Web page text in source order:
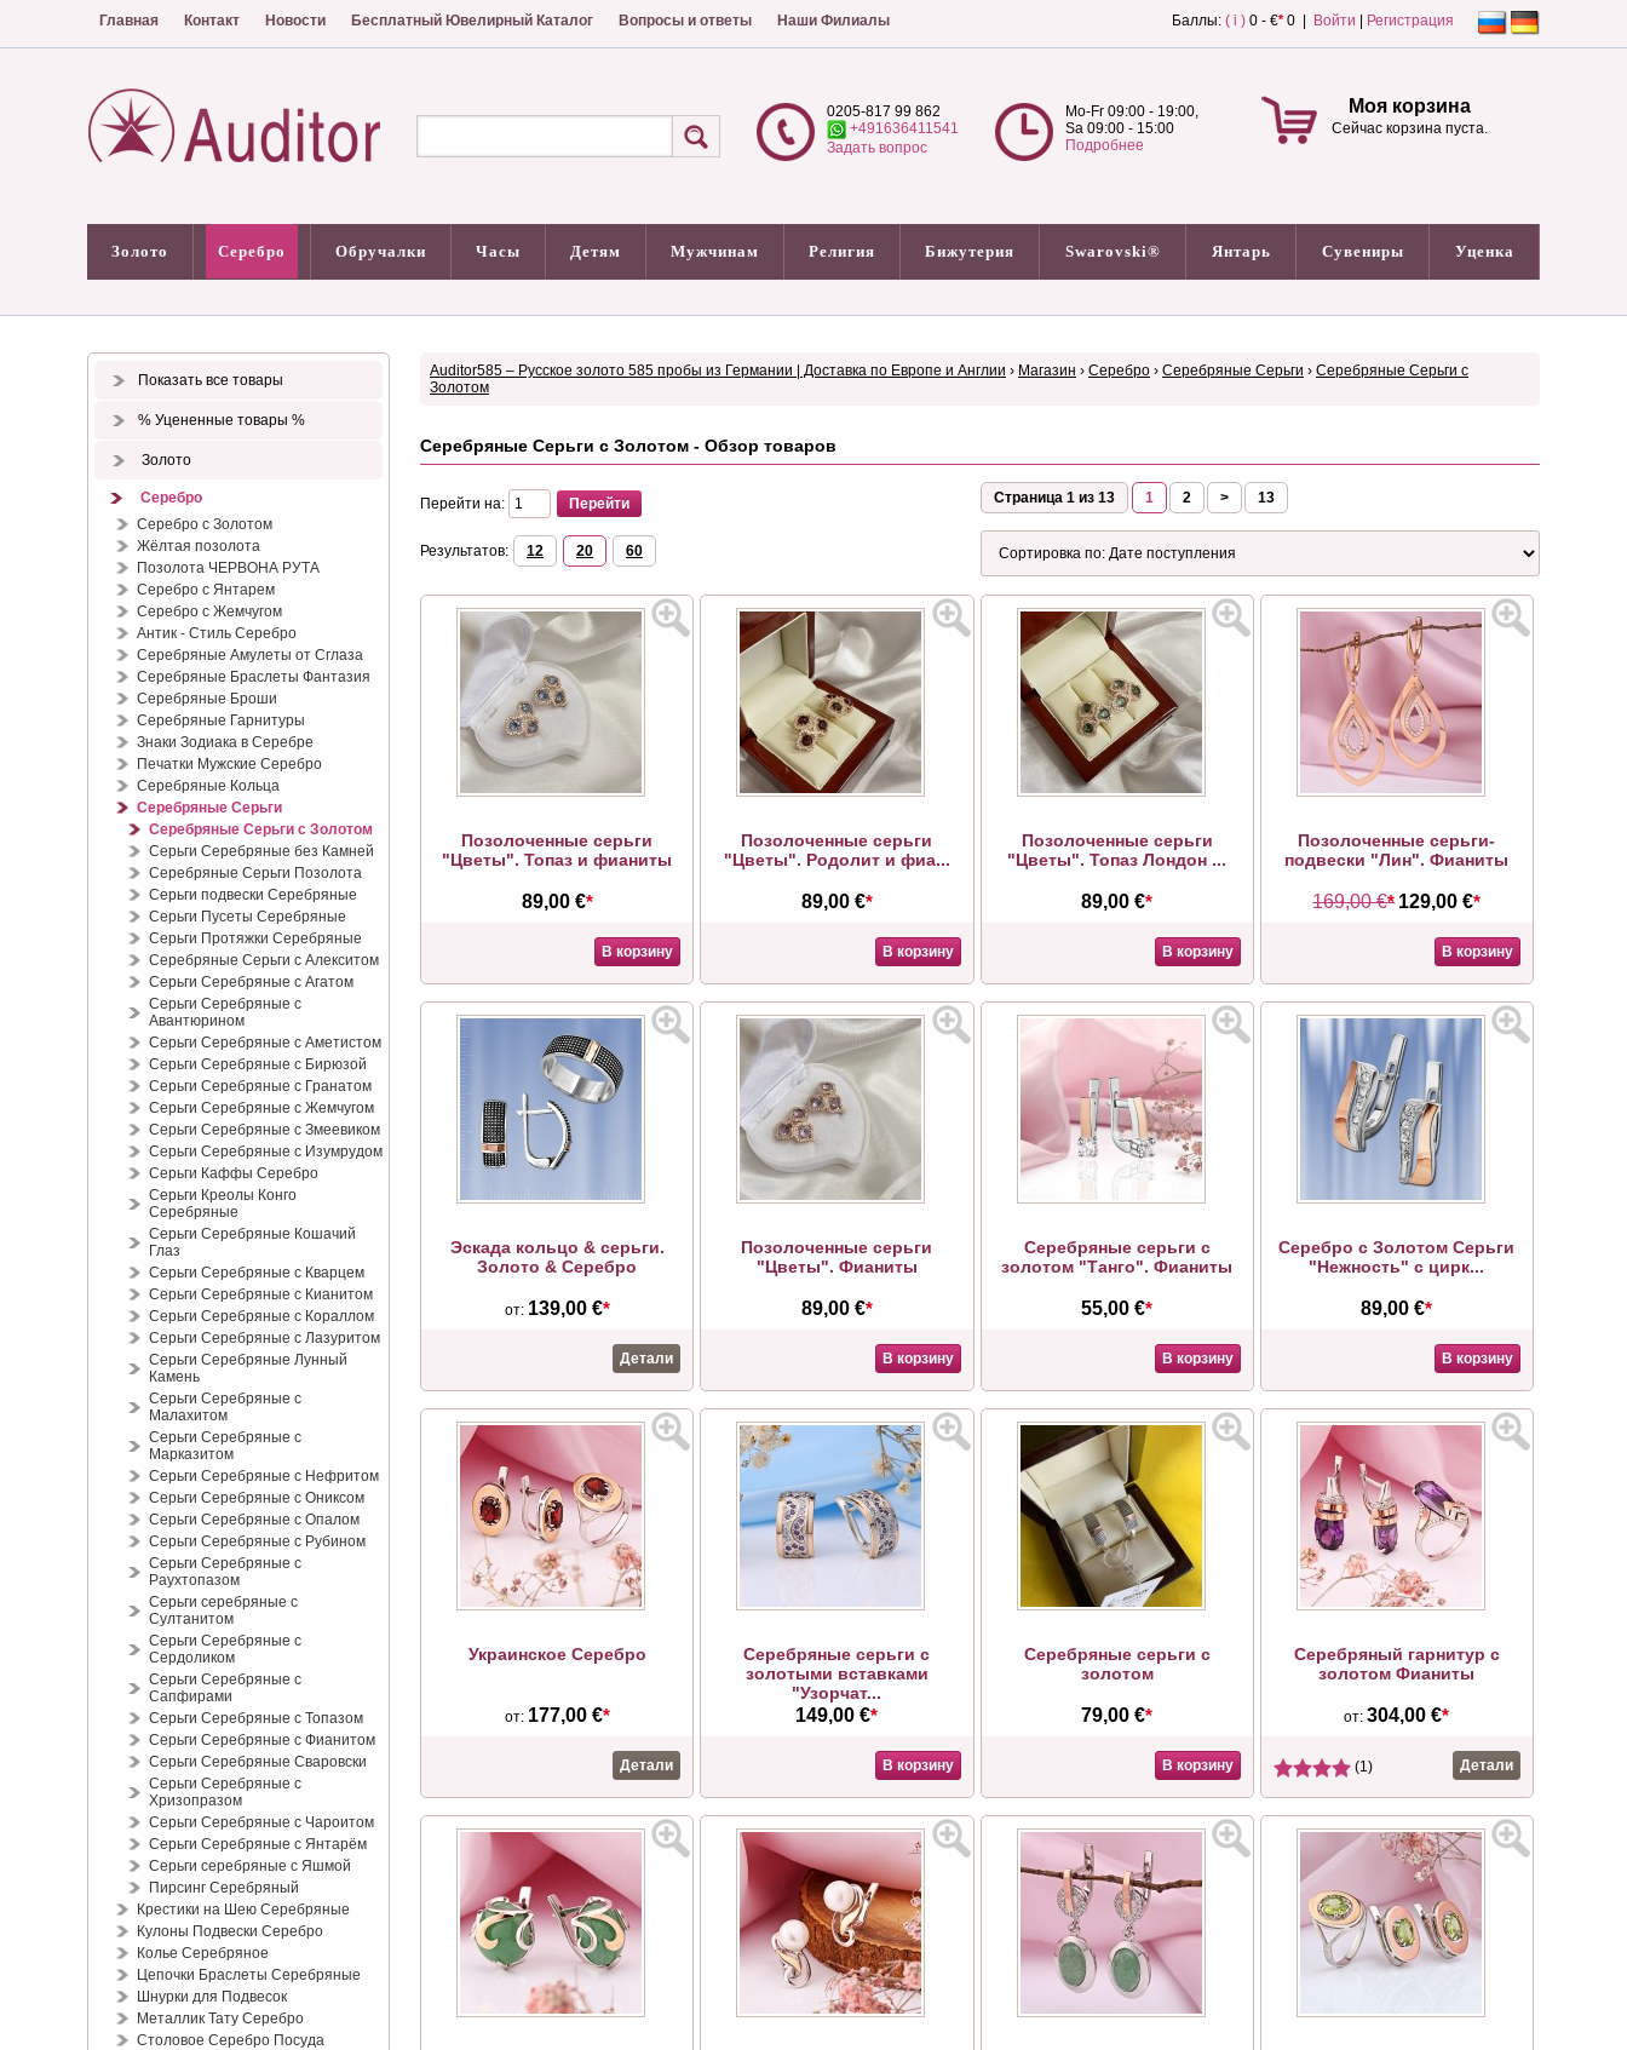
Главная Контакт Новости Бесплатный Ювелирный Каталог Вопросы и ответы Наши Филиалы Баллы: ( i ) 0 - €*0 | Войти Регистрация
0205-817 99 862
+491636411541
Задать вопрос
Mo-Fr 09:00 - 19:00,
Sa 09:00 - 15:00
Подробнее
Моя корзина
Сейчас корзина пуста.
Золото Серебро Обручалки Часы Детям Мужчинам Религия Бижутерия Swarovski® Янтарь Сувениры Уценка
Показать все товары
% Уцененные товары %
Золото
Серебро
Серебро с Золотом
Жёлтая позолота
Позолота ЧЕРВОНА РУТА
Серебро с Янтарем
Серебро с Жемчугом
Антик - Стиль Серебро
Серебряные Амулеты от Сглаза
Серебряные Браслеты Фантазия
Серебряные Броши
Серебряные Гарнитуры
Знаки Зодиака в Серебре
Печатки Мужские Серебро
Серебряные Кольца
Серебряные Серьги
Серебряные Серьги с Золотом
Серьги Серебряные без Камней
Серебряные Серьги Позолота
Серьги подвески Серебряные
Серьги Пусеты Серебряные
Серьги Протяжки Серебряные
Серебряные Серьги с Алекситом
Серьги Серебряные с Агатом
Серьги Серебряные с
Авантюрином
Серьги Серебряные с Аметистом
Серьги Серебряные с Бирюзой
Серьги Серебряные с Гранатом
Серьги Серебряные с Жемчугом
Серьги Серебряные с Змеевиком
Серьги Серебряные с Изумрудом
Серьги Каффы Серебро
Серьги Креолы Конго
Серебряные
Серьги Серебряные Кошачий
Глаз
Серьги Серебряные с Кварцем
Серьги Серебряные с Кианитом
Серьги Серебряные с Кораллом
Серьги Серебряные с Лазуритом
Серьги Серебряные Лунный
Камень
Серьги Серебряные с
Малахитом
Серьги Серебряные с
Марказитом
Серьги Серебряные с Нефритом
Серьги Серебряные с Ониксом
Серьги Серебряные с Опалом
Серьги Серебряные с Рубином
Серьги Серебряные с
Раухтопазом
Серьги серебряные с
Султанитом
Серьги Серебряные с
Сердоликом
Серьги Серебряные с
Сапфирами
Серьги Серебряные с Топазом
Серьги Серебряные с Фианитом
Серьги Серебряные Сваровски
Серьги Серебряные с
Хризопразом
Серьги Серебряные с Чароитом
Серьги Серебряные с Янтарём
Серьги серебряные с Яшмой
Пирсинг Серебряный
Крестики на Шею Серебряные
Кулоны Подвески Серебро
Колье Серебряное
Цепочки Браслеты Серебряные
Шнурки для Подвесок
Металлик Тату Серебро
Столовое Серебро Посуда
Auditor585 – Русское золото 585 пробы из Германии | Доставка по Европе и Англии › Магазин › Серебро › Серебряные Серьги › Серебряные Серьги с
Золотом
Серебряные Серьги с Золотом - Обзор товаров
Перейти на: Страница 1 из 13 1 2 > 13
Результатов: 12 20 60
Позолоченные серьги
"Цветы". Топаз и фианиты
89,00 €*
В корзину
Позолоченные серьги
"Цветы". Родолит и фиа...
89,00 €*
В корзину
Позолоченные серьги
"Цветы". Топаз Лондон ...
89,00 €*
В корзину
Позолоченные серьги-
подвески "Лин". Фианиты
169,00 €* 129,00 €*
В корзину
Эскада кольцо & серьги.
Золото & Серебро
от: 139,00 €*
Детали
Позолоченные серьги
"Цветы". Фианиты
89,00 €*
В корзину
Серебряные серьги с
золотом "Танго". Фианиты
55,00 €*
В корзину
Серебро с Золотом Серьги
"Нежность" с цирк...
89,00 €*
В корзину
Украинское Серебро
от: 177,00 €*
Детали
Серебряные серьги с
золотыми вставками
"Узорчат...
149,00 €*
В корзину
Cеребряные серьги с
золотом
79,00 €*
В корзину
Серебряный гарнитур с
золотом Фианиты
от:304,00 €*
(1) Детали